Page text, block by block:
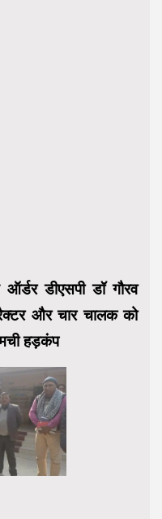
डीएसपी डॉ गौरव
और चार चालक को
मची हड़कंप